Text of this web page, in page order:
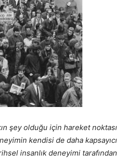
şey olduğu için hareket noktası
kendisi de daha kapsayıcı
insanlık deneyimi tarafından